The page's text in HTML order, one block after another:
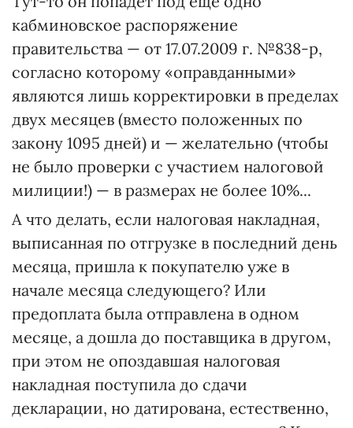
кабминовское распоряжение
правительства — от 17.07.2009 г. №838-р,
согласно которому «оправданными»
являются лишь корректировки в пределах
двух месяцев (вместо положенных по
закону 1095 дней) и — желательно (чтобы
не было проверки с участием налоговой
милиции!) — в размерах не более 10%...
А что делать, если налоговая накладная,
выписанная по отгрузке в последний день
месяца, пришла к покупателю уже в
начале месяца следующего? Или
предоплата была отправлена в одном
месяце, а дошла до поставщика в другом,
при этом не опоздавшая налоговая
накладная поступила до сдачи
декларации, но датирована, естественно,